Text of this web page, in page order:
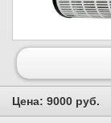
Цена: 9000 руб.